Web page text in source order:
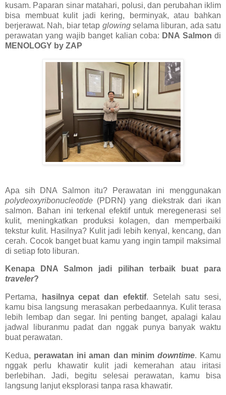
kusam. Paparan sinar matahari, polusi, dan perubahan iklim
bisa membuat kulit jadi kering, berminyak, atau bahkan
berjerawat. Nah, biar tetap glowingselama liburan, ada satu
perawatan yang wajib banget kalian coba: DNA Salmon di
MENOLOGY by ZAP
Apa sih DNA Salmon itu? Perawatan ini menggunakan
polydeoxyribonucleotide (PDRN) yang diekstrak dari ikan
salmon. Bahan ini terkenal efektif untuk meregenerasi sel
kulit, meningkatkan produksi kolagen, dan memperbaiki
tekstur kulit. Hasilnya? Kulit jadi lebih kenyal, kencang, dan
cerah. Cocok banget buat kamu yang ingin tampil maksimal
di setiap foto liburan.
Kenapa DNA Salmon jadi pilihan terbaik buat para
traveler?
Pertama, hasilnya cepat dan efektif. Setelah satu sesi,
kamu bisa langsung merasakan perbedaannya. Kulit terasa
lebih lembap dan segar. Ini penting banget, apalagi kalau
jadwal liburanmu padat dan nggak punya banyak waktu
buat perawatan.
Kedua, perawatan ini aman dan minim downtime. Kamu
nggak perlu khawatir kulit jadi kemerahan atau iritasi
berlebihan. Jadi, begitu selesai perawatan, kamu bisa
langsung lanjut eksplorasi tanpa rasa khawatir.